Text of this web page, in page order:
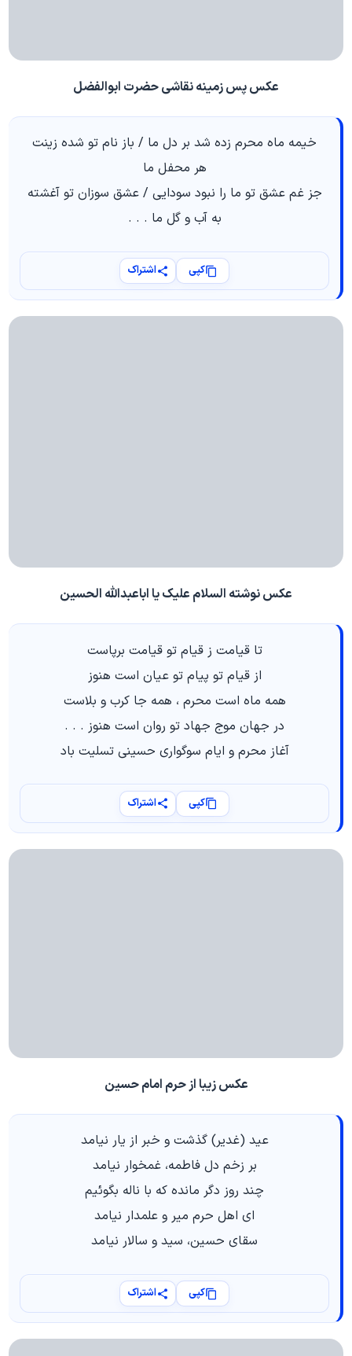
عکس پس زمینه نقاشی حضرت ابوالفضل
خیمه ماه محرم زده شد بر دل ما / باز نام تو شده زینت
هر محفل ما
جز غم عشق تو ما را نبود سودایی / عشق سوزان تو آغشته
به آب و گل ما . . .
کپی اشتراک
عکس نوشته السلام علیک یا اباعبدالله الحسین
تا قیامت ز قیام تو قیامت برپاست
از قیام تو پیام تو عیان است هنوز
همه ماه است محرم ، همه جا کرب و بلاست
در جهان موج جهاد تو روان است هنوز . . .
آغاز محرم و ایام سوگواری حسینی تسلیت باد
کپی اشتراک
عکس زیبا از حرم امام حسین
عید (غدیر) گذشت و خبر از یار نیامد
بر زخم دل فاطمه، غمخوار نیامد
چند روز دگر مانده که با ناله بگوئیم
ای اهل حرم میر و علمدار نیامد
سقای حسین، سید و سالار نیامد
کپی اشتراک